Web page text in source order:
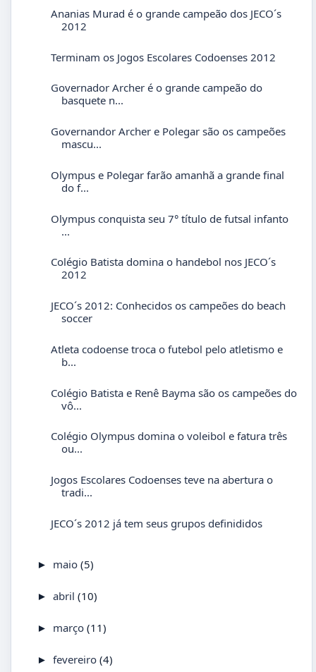
Ananias Murad é o grande campeão dos JECO´s
2012
Terminam os Jogos Escolares Codoenses 2012
Governador Archer é o grande campeão do
basquete n...
Governandor Archer e Polegar são os campeões
mascu...
Olympus e Polegar farão amanhã a grande final
do f...
Olympus conquista seu 7° título de futsal infanto
...
Colégio Batista domina o handebol nos JECO´s
2012
JECO´s 2012: Conhecidos os campeões do beach
soccer
Atleta codoense troca o futebol pelo atletismo e
b...
Colégio Batista e Renê Bayma são os campeões do
vô...
Colégio Olympus domina o voleibol e fatura três
ou...
Jogos Escolares Codoenses teve na abertura o
tradi...
JECO´s 2012 já tem seus grupos definididos
► maio (5)
► abril (10)
► março (11)
► fevereiro (4)